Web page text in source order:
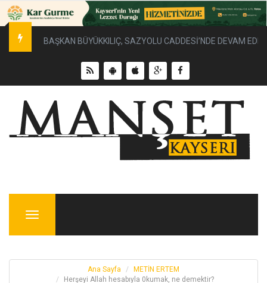
BAŞKAN BÜYÜKKILIÇ, SAZYOLU CADDESİ’NDE DEVAM
Menu
Ana Sayfa
METİN ERTEM
Herşeyi Allah hesabıyla 0kumak, ne demektir?